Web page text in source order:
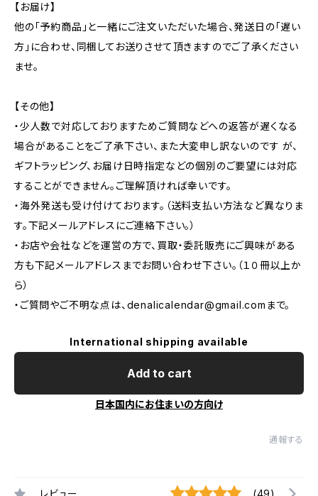
【お届け】
他の「予約商品」と一緒にご注文いただいた場合、発送日の「遅い
方」に合わせ、同梱してお送りさせて頂きますのでご了承ください
ませ。
【その他】
・少人数で対応しておりますためご質問などへの返答が遅くなる
場合があることをご了承下さい、また大変申し訳ないのです が、
ギフトラッピング、お届け日時指定などの個別のご要望には対応
することができません。ご理解頂ければ幸いです。
・海外発送も受け付けております。（送料支払い方法など異なりま
す。下記メールアドレスにご連絡下さい。）
・お店や会社などを運営の方で、買取・委託販売にご興味がある
方も下記メールアドレスまでお問い合わせ下さい。（１０冊以上か
ら）
・ご質問やご不明な点は、 denalicalendar@gmail.com まで。
International shipping available
Add to cart
日本国内にお住まいの方向け
通報する
レビュー (49)